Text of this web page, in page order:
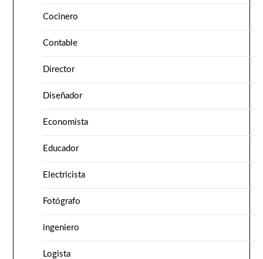
Cocinero
Contable
Director
Diseñador
Economista
Educador
Electricista
Fotógrafo
ingeniero
Logista